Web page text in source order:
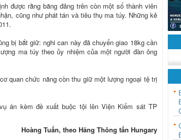
được rằng băng đảng trên còn một số thành viên
cũng như phát tán và tiêu thụ ma túy. Những kẻ
bị bắt giữ: nghi can này đã chuyển giao 18kg cần
ma túy theo ủy nhiệm của một người đàn ông
quan chức năng còn thu giữ một lượng ngoại tệ trị
án kèm đề xuất buộc tội lên Viện Kiểm sát TP
Hoàng Tuấn, theo Hãng Thông tấn Hungary